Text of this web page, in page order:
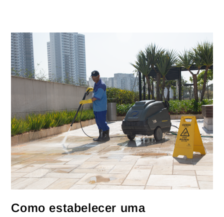
Como estabelecer uma